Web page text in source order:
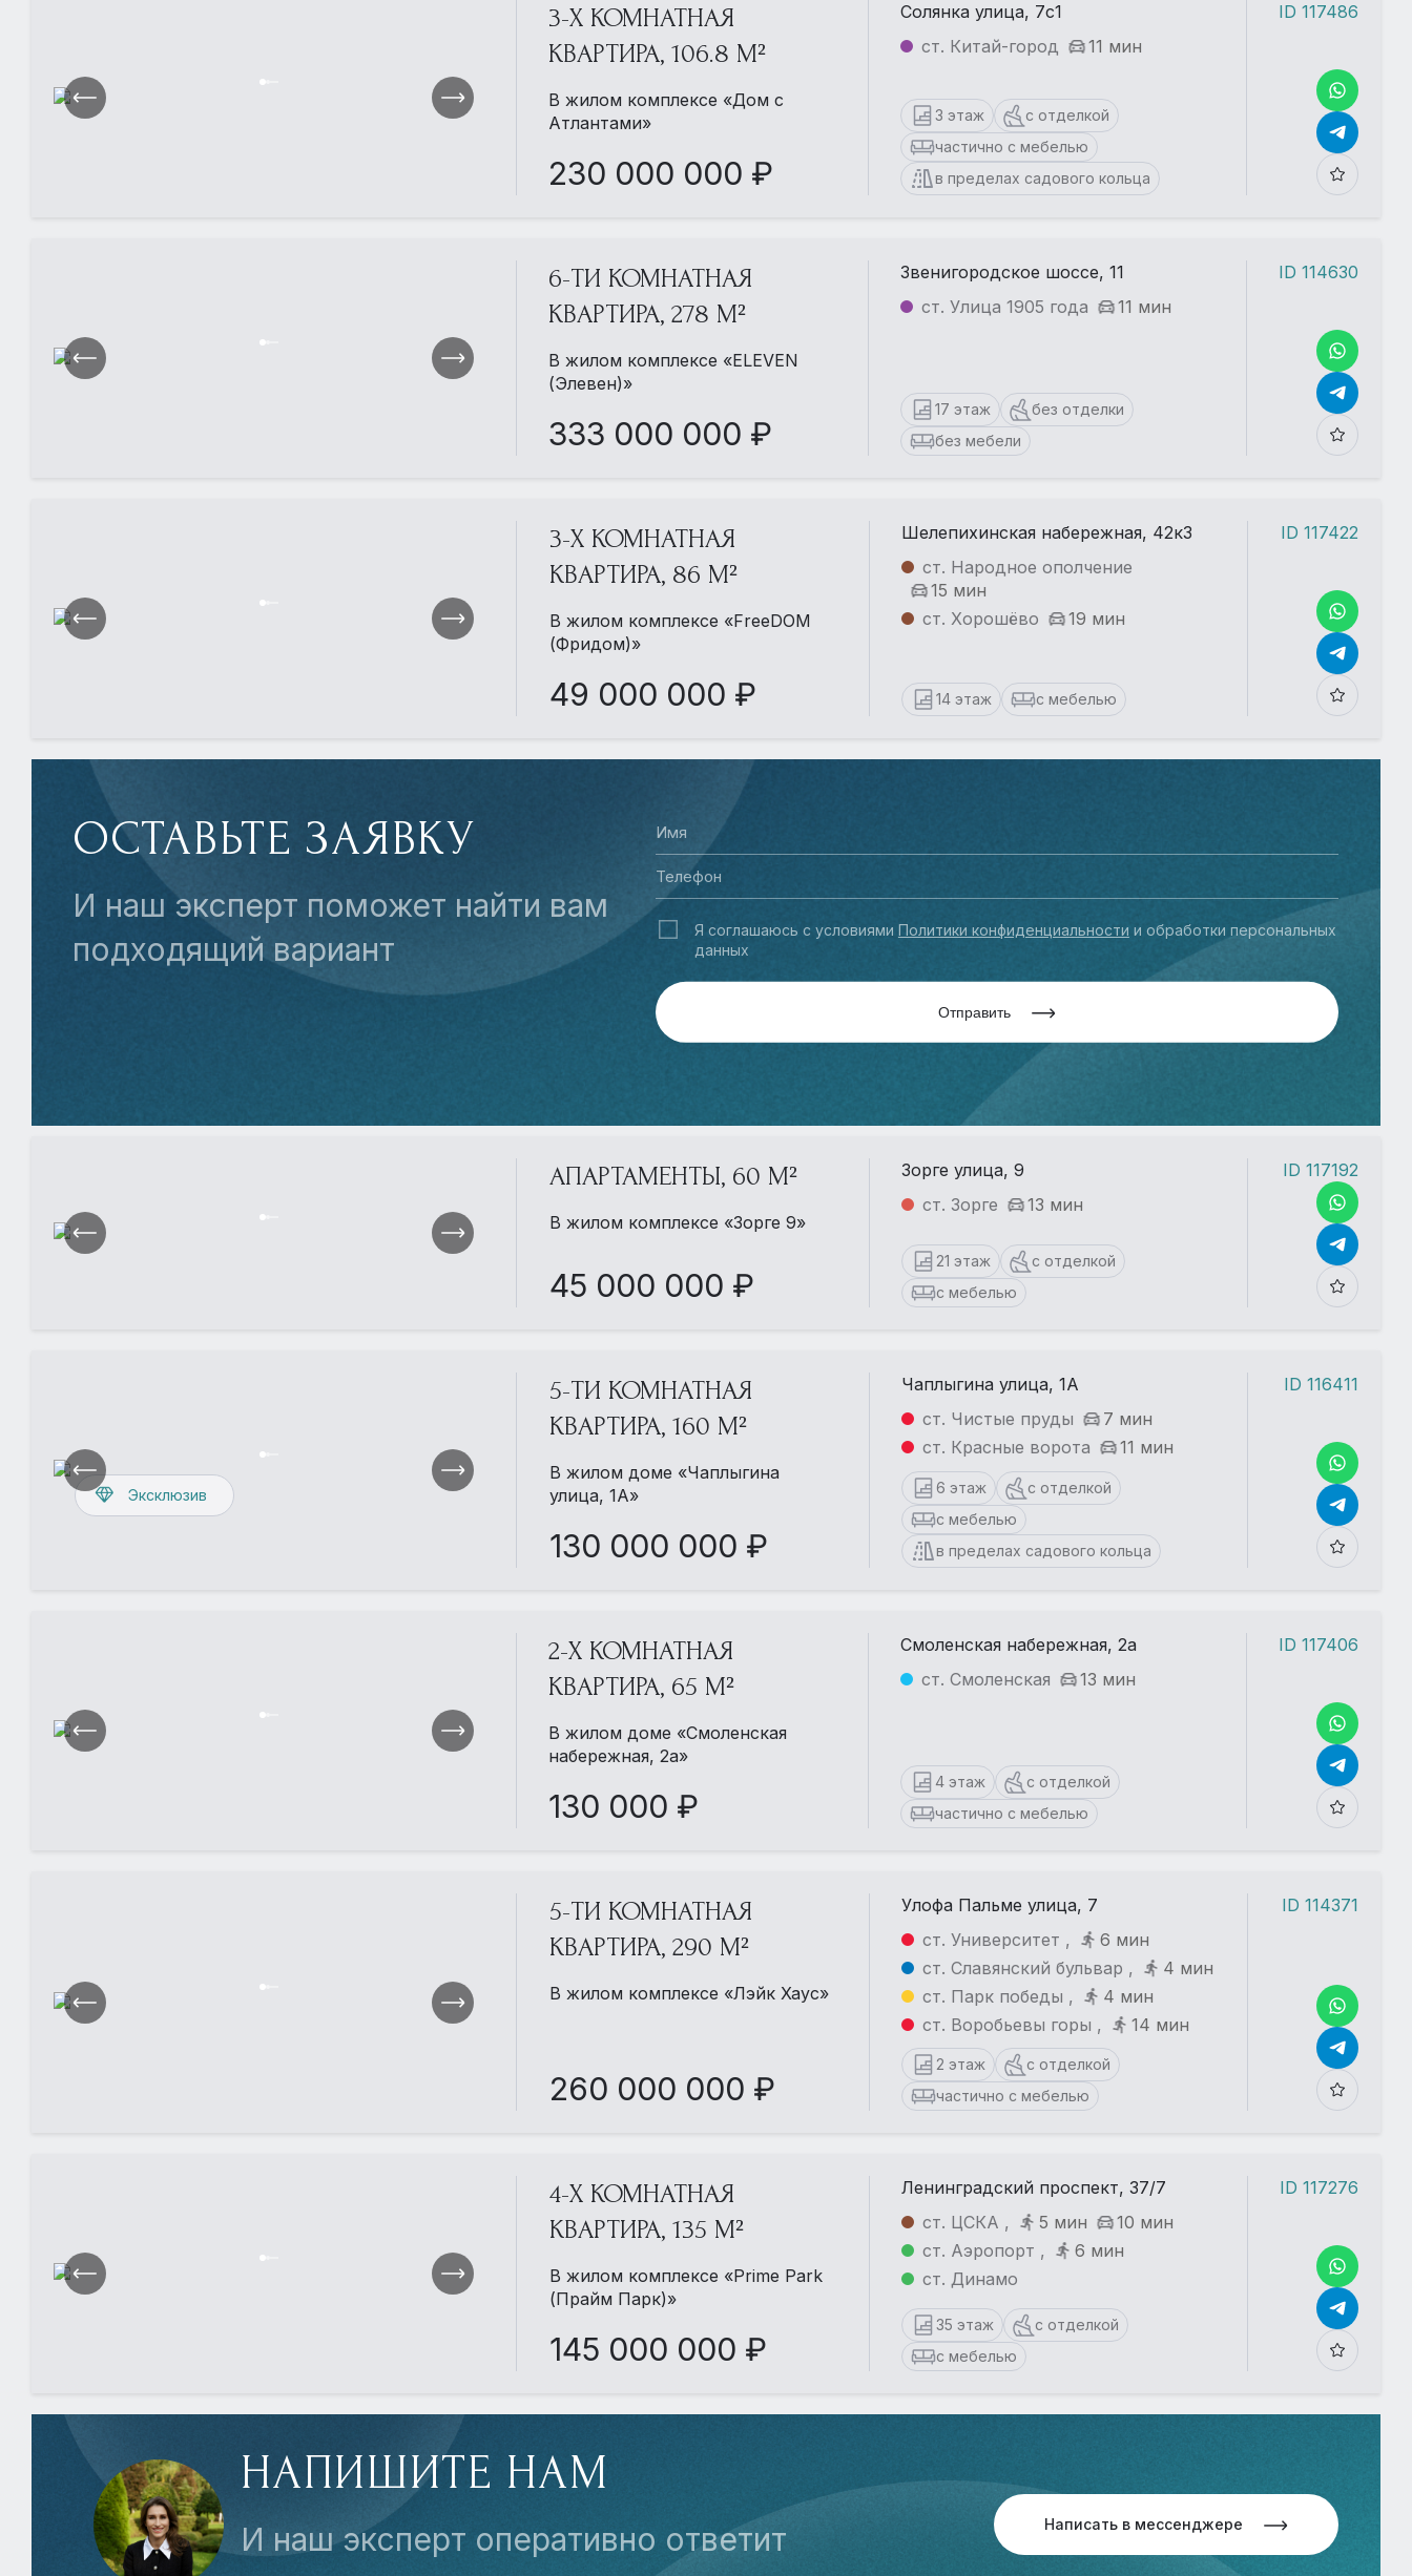
3-Х КОМНАТНАЯ
КВАРТИРА, 106.8 М²
В жилом комплексе «Дом с
Атлантами»
230 000 000 ₽
Солянка улица, 7с1
ст. Китай-город
11 мин
3 этаж
с отделкой
частично с мебелью
в пределах садового кольца
ID 117486
6-ТИ КОМНАТНАЯ
КВАРТИРА, 278 М²
В жилом комплексе «ELEVEN
(Элевен)»
333 000 000 ₽
Звенигородское шоссе, 11
ст. Улица 1905 года
11 мин
17 этаж
без отделки
без мебели
ID 114630
3-Х КОМНАТНАЯ
КВАРТИРА, 86 М²
В жилом комплексе «FreeDOM
(Фридом)»
49 000 000 ₽
Шелепихинская набережная, 42к3
ст. Народное ополчение
15 мин
ст. Хорошёво
19 мин
14 этаж с мебелью
ID 117422
ОСТАВЬТЕ ЗАЯВКУ
И наш эксперт поможет найти вам
подходящий вариант
Я соглашаюсь с условиями Политики конфиденциальности и обработки персональных
данных
Отправить
АПАРТАМЕНТЫ, 60 М²
В жилом комплексе «Зорге 9»
45 000 000 ₽
Зорге улица, 9
ст. Зорге
13 мин
21 этаж
с отделкой
с мебелью
ID 117192
Эксклюзив
5-ТИ КОМНАТНАЯ
КВАРТИРА, 160 М²
В жилом доме «Чаплыгина
улица, 1А»
130 000 000 ₽
Чаплыгина улица, 1А
ст. Чистые пруды
7 мин
ст. Красные ворота
11 мин
6 этаж
с отделкой
с мебелью
в пределах садового кольца
ID 116411
2-Х КОМНАТНАЯ
КВАРТИРА, 65 М²
В жилом доме «Смоленская
набережная, 2а»
130 000 ₽
Смоленская набережная, 2а
ст. Смоленская
13 мин
4 этаж
с отделкой
частично с мебелью
ID 117406
5-ТИ КОМНАТНАЯ
КВАРТИРА, 290 М²
В жилом комплексе «Лэйк Хаус»
260 000 000 ₽
Улофа Пальме улица, 7
ст. Университет ,
6 мин
ст. Славянский бульвар ,
4 мин
ст. Парк победы ,
4 мин
ст. Воробьевы горы ,
14 мин
2 этаж
с отделкой
частично с мебелью
ID 114371
4-Х КОМНАТНАЯ
КВАРТИРА, 135 М²
В жилом комплексе «Prime Park
(Прайм Парк)»
145 000 000 ₽
Ленинградский проспект, 37/7
ст. ЦСКА ,
5 мин
10 мин
ст. Аэропорт ,
6 мин
ст. Динамо
35 этаж
с отделкой
с мебелью
ID 117276
НАПИШИТЕ НАМ
И наш эксперт оперативно ответит
Написать в мессенджере